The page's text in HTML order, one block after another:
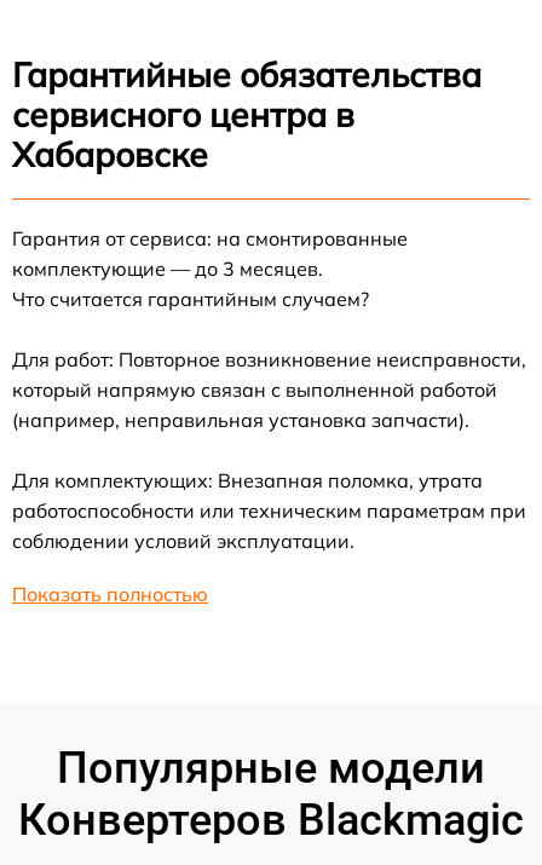
Гарантийные обязательства
сервисного центра в
Хабаровске
Гарантия от сервиса: на смонтированные
комплектующие — до 3 месяцев.
Что считается гарантийным случаем?
Для работ: Повторное возникновение неисправности,
который напрямую связан с выполненной работой
(например, неправильная установка запчасти).
Для комплектующих: Внезапная поломка, утрата
работоспособности или техническим параметрам при
соблюдении условий эксплуатации.
Показать полностью
Популярные модели
Конвертеров Blackmagic